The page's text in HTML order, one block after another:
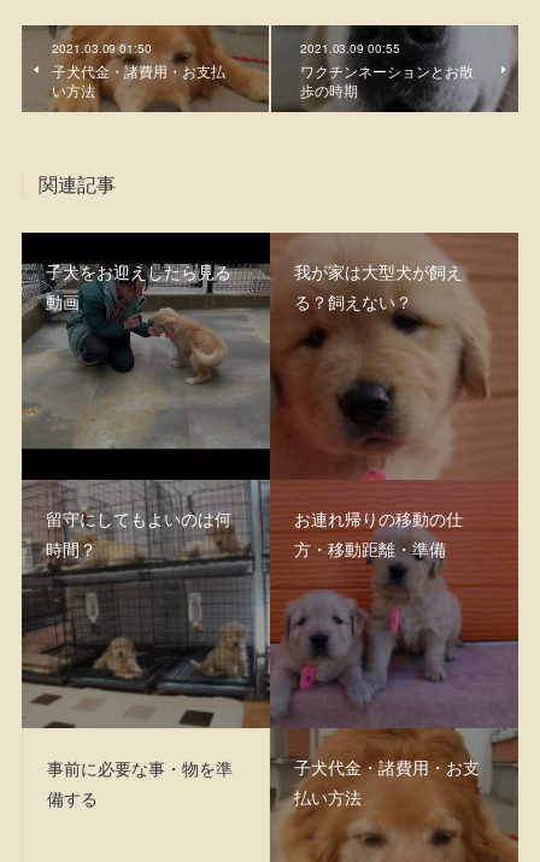
2021.03.09 01:50
子犬代金・諸費用・お支払
い方法
2021.03.09 00:55
ワクチンネーションとお散
歩の時期
関連記事
子犬をお迎えしたら見る
動画
我が家は大型犬が飼え
る？飼えない？
留守にしてもよいのは何
時間？
お連れ帰りの移動の仕
方・移動距離・準備
事前に必要な事・物を準
備する
子犬代金・諸費用・お支
払い方法